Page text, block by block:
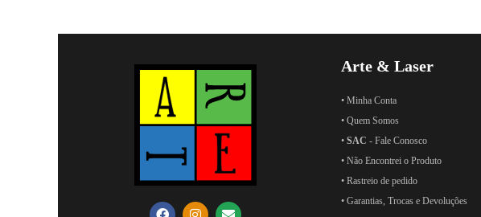
Arte & Laser
• Minha Conta
• Quem Somos
• SAC - Fale Conosco
• Não Encontrei o Produto
• Rastreio de pedido
• Garantias, Trocas e Devoluções